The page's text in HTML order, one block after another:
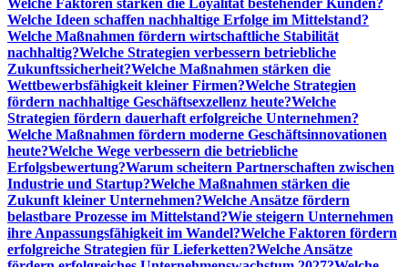
Welche Faktoren stärken die Loyalität bestehender Kunden?
Welche Ideen schaffen nachhaltige Erfolge im Mittelstand?
Welche Maßnahmen fördern wirtschaftliche Stabilität
nachhaltig?Welche Strategien verbessern betriebliche
Zukunftssicherheit?Welche Maßnahmen stärken die
Wettbewerbsfähigkeit kleiner Firmen?Welche Strategien
fördern nachhaltige Geschäftsexzellenz heute?Welche
Strategien fördern dauerhaft erfolgreiche Unternehmen?
Welche Maßnahmen fördern moderne Geschäftsinnovationen
heute?Welche Wege verbessern die betriebliche
Erfolgsbewertung?Warum scheitern Partnerschaften zwischen
Industrie und Startup?Welche Maßnahmen stärken die
Zukunft kleiner Unternehmen?Welche Ansätze fördern
belastbare Prozesse im Mittelstand?Wie steigern Unternehmen
ihre Anpassungsfähigkeit im Wandel?Welche Faktoren fördern
erfolgreiche Strategien für Lieferketten?Welche Ansätze